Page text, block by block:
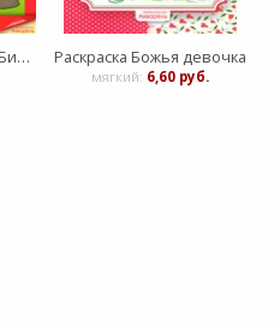
ТВОЯ РАСКРАСКА - Герои Библии. Ной Раскраска Божья девочка
мягкий: 6,60 руб.